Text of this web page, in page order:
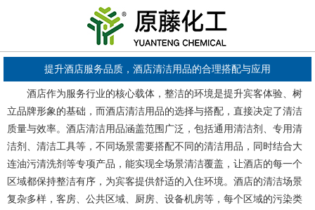
提升酒店服务品质，酒店清洁用品的合理搭配与应用
酒店作为服务行业的核心载体，整洁的环境是提升宾客体验、树
立品牌形象的基础，而酒店清洁用品的选择与搭配，直接决定了清洁
质量与效率。酒店清洁用品涵盖范围广泛，包括通用清洁剂、专用清
洁剂、清洁工具等，不同场景需要搭配不同的清洁用品，同时结合大
连油污清洗剂等专项产品，能实现全场景清洁覆盖，让酒店的每一个
区域都保持整洁有序，为宾客提供舒适的入住环境。酒店的清洁场景
复杂多样，客房、公共区域、厨房、设备机房等，每个区域的污染类